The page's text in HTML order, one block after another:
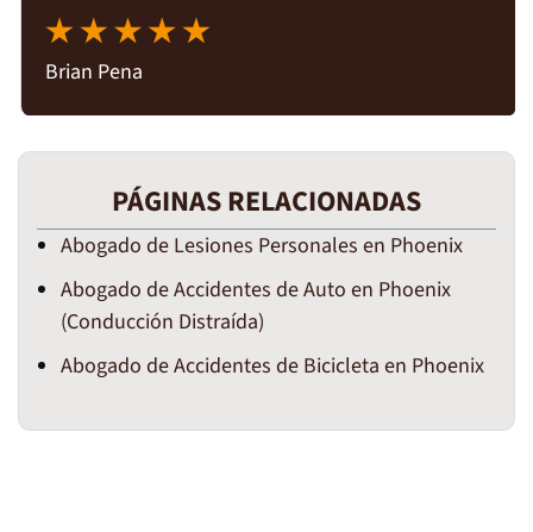
Brian Pena
PÁGINAS RELACIONADAS
Abogado de Lesiones Personales en Phoenix
Abogado de Accidentes de Auto en Phoenix
(Conducción Distraída)
Abogado de Accidentes de Bicicleta en Phoenix